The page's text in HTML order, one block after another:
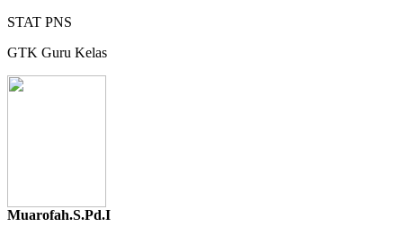
STAT PNS
GTK Guru Kelas
Muarofah.S.Pd.I